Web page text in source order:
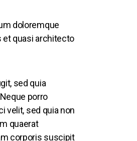
doloremque
et quasi architecto
sed quia
porro
velit, sed quia non
quaerat
corporis suscipit